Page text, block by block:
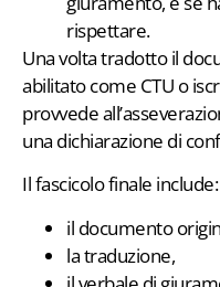
rispettare.
Una volta tradotto il
abilitato come CTU o
provvede
una dichiarazione di
Il fascicolo finale include:
il documento
la traduzione,